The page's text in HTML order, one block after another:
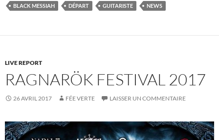
BLACK MESSIAH DÉPART GUITARISTE NEWS
LIVE REPORT
RAGNARÖK FESTIVAL 2017
26 AVRIL 2017 FÉE VERTE LAISSER UN COMMENTAIRE